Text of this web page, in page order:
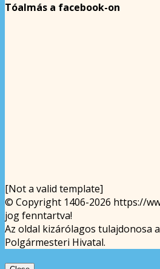
Tóalmás a facebook-on
[Not a valid template]
© Copyright 1406-2026 https://
jog fenntartva!
Az oldal kizárólagos tulajdonosa
Polgármesteri Hivatal.